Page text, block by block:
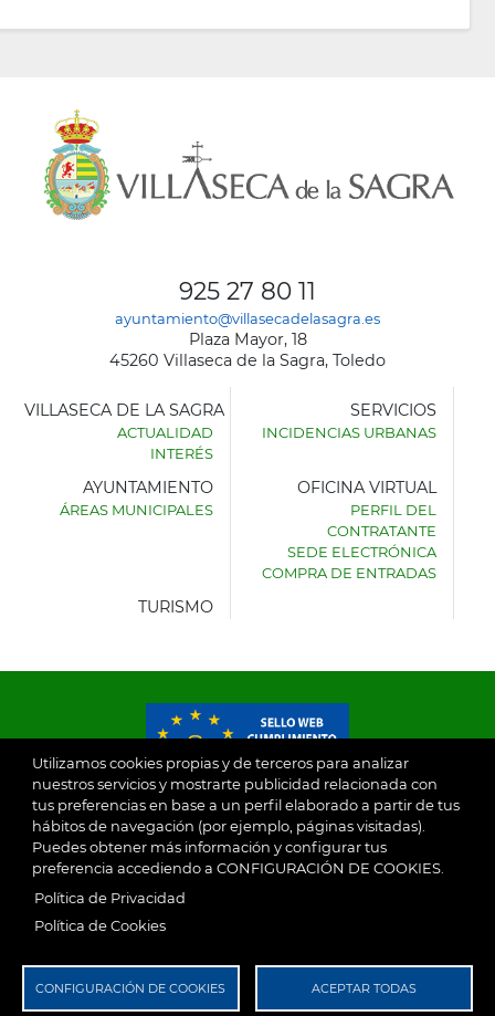
Utilizamos cookies propias y de terceros para analizar
nuestros servicios y mostrarte publicidad relacionada con
tus preferencias en base a un perfil elaborado a partir de tus
hábitos de navegación (por ejemplo, páginas visitadas).
Puedes obtener más información y configurar tus
preferencia accediendo a CONFIGURACIÓN DE COOKIES.
Política de Privacidad
Política de Cookies
CONFIGURACIÓN DE COOKIES ACEPTAR TODAS
925 27 80 11
ayuntamiento@villasecadelasagra.es
Plaza Mayor, 18
45260 Villaseca de la Sagra, Toledo
AYUNTAMIENTO
VILLASECA DE LA SAGRA
ACTUALIDAD
INTERÉS
SERVICIOS
INCIDENCIAS URBANAS
AYUNTAMIENTO
ÁREAS MUNICIPALES
OFICINA VIRTUAL
PERFIL DEL
CONTRATANTE
SEDE ELECTRÓNICA
COMPRA DE ENTRADAS
TURISMO
© 2026
Ayuntamiento de Villaseca de la Sagra Aviso Legal